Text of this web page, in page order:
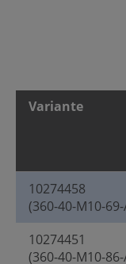
Variante
10274458
(360-40-M10-69-
10274451
(360-40-M10-86-